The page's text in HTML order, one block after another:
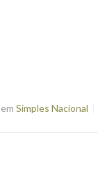
em Simples Nacional